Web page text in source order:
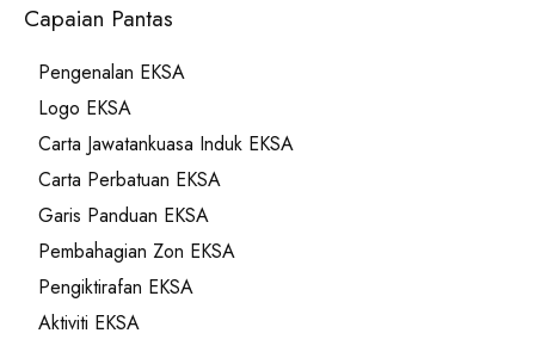
Capaian Pantas
Pengenalan EKSA
Logo EKSA
Carta Jawatankuasa Induk EKSA
Carta Perbatuan EKSA
Garis Panduan EKSA
Pembahagian Zon EKSA
Pengiktirafan EKSA
Aktiviti EKSA